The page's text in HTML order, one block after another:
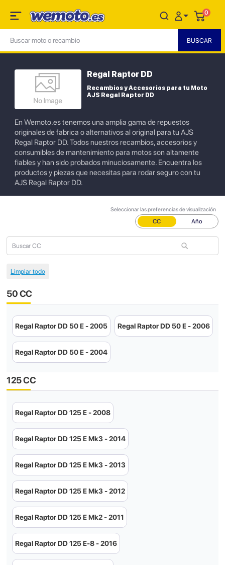
0
Regal Raptor DD
Recambios y Accesorios para tu Moto
AJS Regal Raptor DD
En Wemoto.es tenemos una amplia gama de repuestos
originales de fabrica o alternativos al original para tu AJS
Regal Raptor DD. Todos nuestros recambios, accesorios y
consumibles de mantenimiento para motos son altamente
fiables y han sido probados minuciosamente. Encuentra los
productos y piezas que necesitas para rodar seguro con tu
AJS Regal Raptor DD.
Seleccionar las preferencias de visualización
CC Año
50 CC
Regal Raptor DD 50 E - 2005 Regal Raptor DD 50 E - 2006
Regal Raptor DD 50 E - 2004
125 CC
Regal Raptor DD 125 E - 2008
Regal Raptor DD 125 E Mk3 - 2014
Regal Raptor DD 125 E Mk3 - 2013
Regal Raptor DD 125 E Mk3 - 2012
Regal Raptor DD 125 E Mk2 - 2011
Regal Raptor DD 125 E-8 - 2016